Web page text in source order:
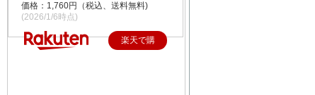
価格：1,760円（税込、送料無料)
(2026/1/6時点)
楽天で購